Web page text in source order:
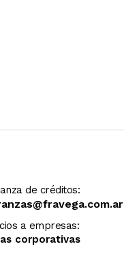
de créditos:
a empresas:
corporativas